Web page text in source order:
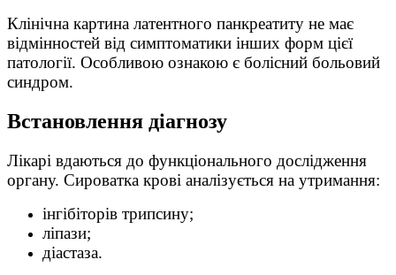
Клінічна картина латентного панкреатиту не має
відмінностей від симптоматики інших форм цієї
патології. Особливою ознакою є болісний больовий
синдром.
Встановлення діагнозу
Лікарі вдаються до функціонального дослідження
органу. Сироватка крові аналізується на утримання:
інгібіторів трипсину;
ліпази;
діастаза.